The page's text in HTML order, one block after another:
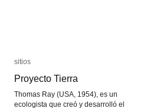
sitios
Proyecto Tierra
Thomas Ray (USA, 1954), es un
ecologista que creó y desarrolló el
sitios
Proyecto Tierra